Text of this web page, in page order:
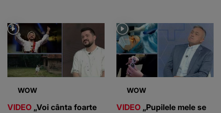
WOW
VIDEO „Voi cânta foarte
WOW
VIDEO „Pupilele mele se